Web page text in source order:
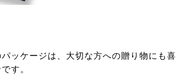
ッケージは、大切な方への贈り物にも喜
す。